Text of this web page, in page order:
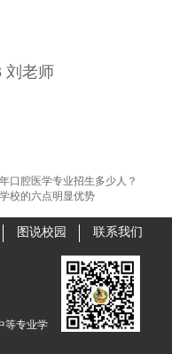
刘老师
口腔医学专业招生多少人？
校的六点明显优势
图说校园 联系我们
等专业学